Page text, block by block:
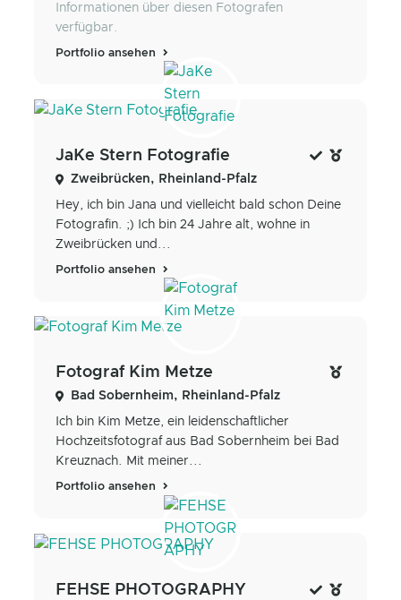
Informationen über diesen Fotografen
verfügbar.
Portfolio ansehen
JaKe Stern Fotografie
Zweibrücken, Rheinland-Pfalz
Hey, ich bin Jana und vielleicht bald schon Deine
Fotografin. ;) Ich bin 24 Jahre alt, wohne in
Zweibrücken und...
Portfolio ansehen
Fotograf Kim Metze
Bad Sobernheim, Rheinland-Pfalz
Ich bin Kim Metze, ein leidenschaftlicher
Hochzeitsfotograf aus Bad Sobernheim bei Bad
Kreuznach. Mit meiner...
Portfolio ansehen
FEHSE PHOTOGRAPHY